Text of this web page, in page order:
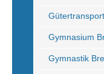
Gymnasium
Gymnastik